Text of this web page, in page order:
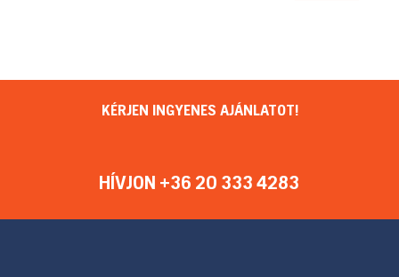
KÉRJEN INGYENES AJÁNLATOT!
HÍVJON +36 20 333 4283